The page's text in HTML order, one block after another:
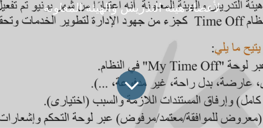
لأعضاء هيئة التدريس والهيئة المعاونة